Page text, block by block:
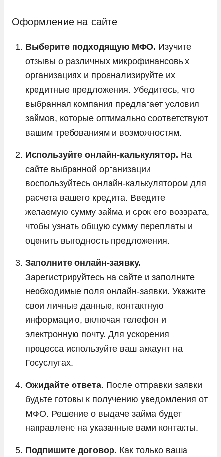
Оформление на сайте
Выберите подходящую МФО. Изучите
отзывы о различных микрофинансовых
организациях и проанализируйте их
кредитные предложения. Убедитесь, что
выбранная компания предлагает условия
займов, которые оптимально соответствуют
вашим требованиям и возможностям.
Используйте онлайн-калькулятор. На
сайте выбранной организации
воспользуйтесь онлайн-калькулятором для
расчета вашего кредита. Введите
желаемую сумму займа и срок его возврата,
чтобы узнать общую сумму переплаты и
оценить выгодность предложения.
Заполните онлайн-заявку.
Зарегистрируйтесь на сайте и заполните
необходимые поля онлайн-заявки. Укажите
свои личные данные, контактную
информацию, включая телефон и
электронную почту. Для ускорения
процесса используйте ваш аккаунт на
Госуслугах.
Ожидайте ответа. После отправки заявки
будьте готовы к получению уведомления от
МФО. Решение о выдаче займа будет
направлено на указанные вами контакты.
Подпишите договор. Как только ваша